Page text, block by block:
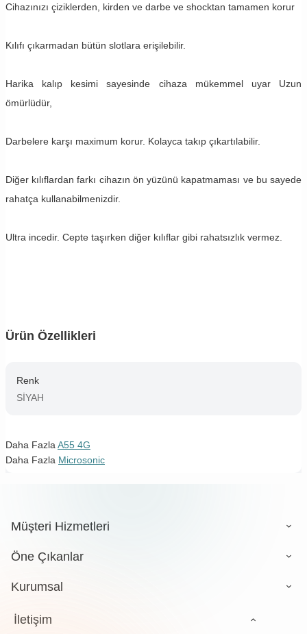
Cihazınızı çiziklerden, kirden ve darbe ve shocktan tamamen korur
Kılıfı çıkarmadan bütün slotlara erişilebilir.
Harika kalıp kesimi sayesinde cihaza mükemmel uyar Uzun
ömürlüdür,
Darbelere karşı maximum korur. Kolayca takıp çıkartılabilir.
Diğer kılıflardan farkı cihazın ön yüzünü kapatmaması ve bu sayede
rahatça kullanabilmenizdir.
Ultra incedir. Cepte taşırken diğer kılıflar gibi rahatsızlık vermez.
Ürün Özellikleri
Renk
SİYAH
Daha Fazla A55 4G
Daha Fazla Microsonic
Müşteri Hizmetleri
Öne Çıkanlar
Kurumsal
İletişim